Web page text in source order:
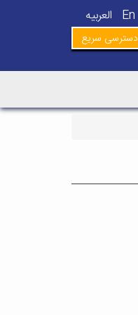
En العربیه
دسترسی سریع